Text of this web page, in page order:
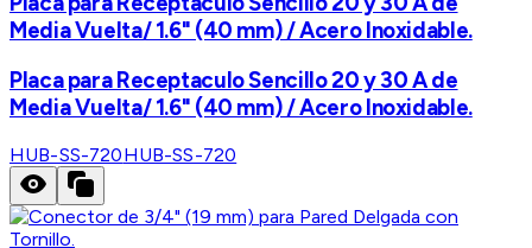
Media Vuelta/ 1.6" (40 mm) / Acero Inoxidable.
Placa para Receptaculo Sencillo 20 y 30 A de
Media Vuelta/ 1.6" (40 mm) / Acero Inoxidable.
HUB-SS-720HUB-SS-720